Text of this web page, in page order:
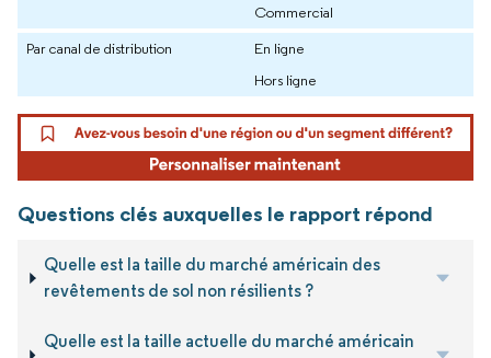
Commercial
Par canal de distribution
En ligne
Hors ligne
Questions clés auxquelles le rapport répond
Quelle est la taille du marché américain des
revêtements de sol non résilients ?
Quelle est la taille actuelle du marché américain